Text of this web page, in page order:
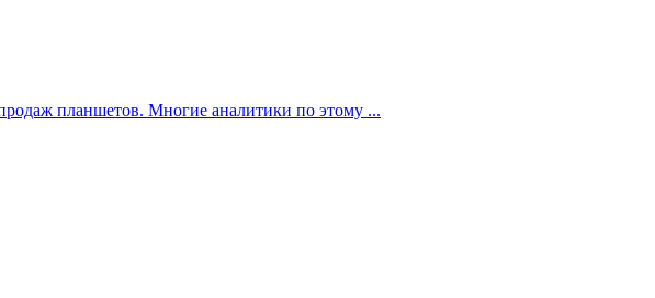
планшетов. Многие аналитики по этому ...